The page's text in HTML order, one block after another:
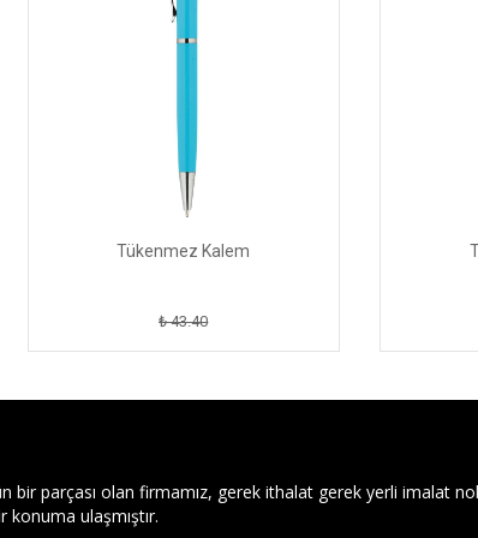
Tükenmez Kalem
₺ 43.40
bir parçası olan firmamız, gerek ithalat gerek yerli imalat
ulaşmıştır.